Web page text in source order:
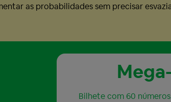
as probabilidades sem precisar
Bilhete com 60